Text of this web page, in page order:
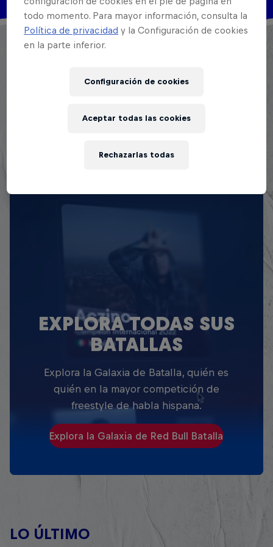
Inició su carrera musical en un evento de freestyle
Batalla de los Gallos República Dominicana 2019
competencias como Olimpo Freestyle.
EXPLORA TODAS SUS
BATALLAS
Explora la Galaxia de Batalla, quién es
quién en la mayor competición de
freestyle de habla hispana.
Explora la Galaxia de Red Bull Batalla
LO ÚLTIMO
todo momento. Para mayor información, consulta la
Política de privacidad y la Configuración de cookies
en la parte inferior.
Configuración de cookies
Rechazarlas todas
Aceptar todas las cookies